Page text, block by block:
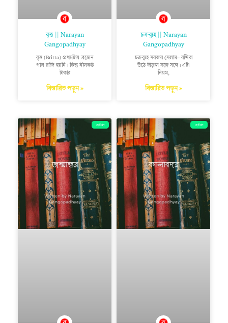
বৃত্ত || Narayan
Gangopadhyay
বৃত্ত (Britta) প্রথমটায় ব্রজেন
পাল রাজি হয়নি। কিন্তু নীলকণ্ঠ
টাকার
বিস্তারিত পড়ুন »
চক্রব্যুহ || Narayan
Gangopadhyay
চক্রব্যুহ সরকার সেলাম– বন্দিরা
উঠে দাঁড়াল সঙ্গে সঙ্গে। এটা
নিয়ম,
বিস্তারিত পড়ুন »
ছোটগল্প ছোটগল্প